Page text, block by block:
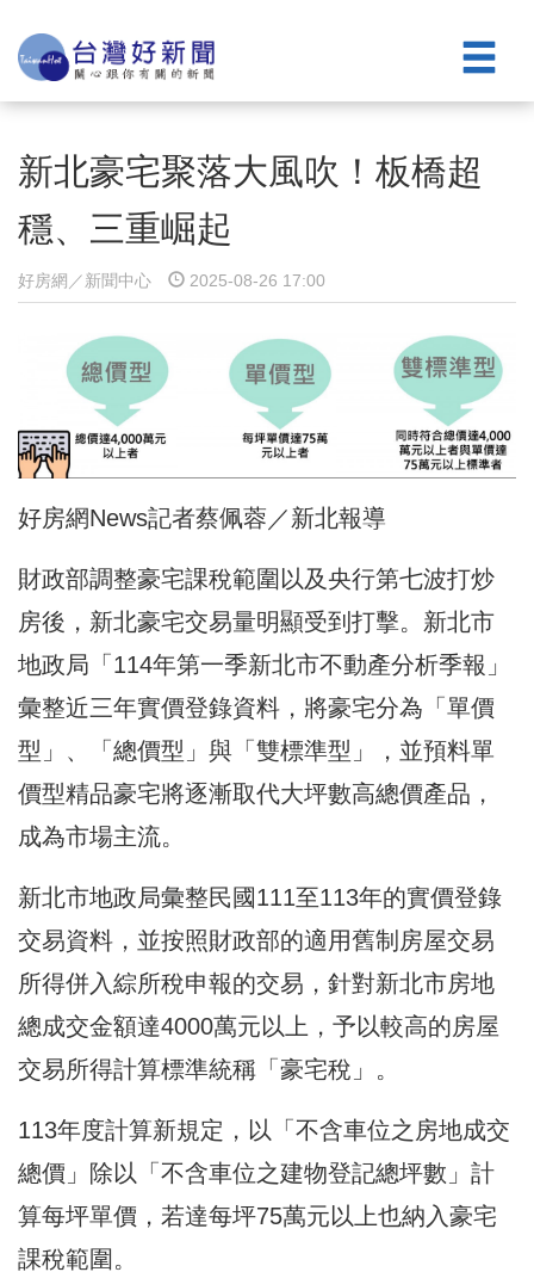
新北豪宅聚落大風吹！板橋超
穩、三重崛起
好房網／新聞中心 2025-08-26 17:00
好房網News記者蔡佩蓉／新北報導
財政部調整豪宅課稅範圍以及央行第七波打炒
房後，新北豪宅交易量明顯受到打擊。新北市
地政局「114年第一季新北市不動產分析季報」
彙整近三年實價登錄資料，將豪宅分為「單價
型」、「總價型」與「雙標準型」，並預料單
價型精品豪宅將逐漸取代大坪數高總價產品，
成為市場主流。
新北市地政局彙整民國111至113年的實價登錄
交易資料，並按照財政部的適用舊制房屋交易
所得併入綜所稅申報的交易，針對新北市房地
總成交金額達4000萬元以上，予以較高的房屋
交易所得計算標準統稱「豪宅稅」。
113年度計算新規定，以「不含車位之房地成交
總價」除以「不含車位之建物登記總坪數」計
算每坪單價，若達每坪75萬元以上也納入豪宅
課稅範圍。